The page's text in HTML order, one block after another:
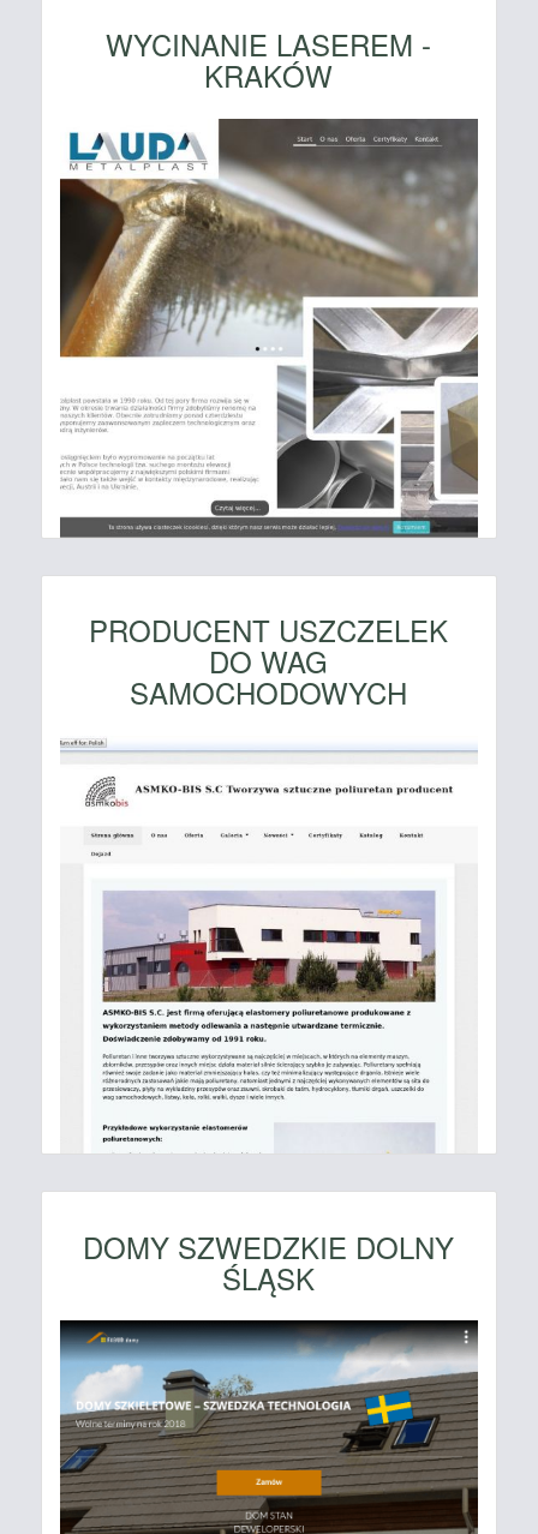
WYCINANIE LASEREM -
KRAKÓW
PRODUCENT USZCZELEK
DO WAG
SAMOCHODOWYCH
DOMY SZWEDZKIE DOLNY
ŚLĄSK